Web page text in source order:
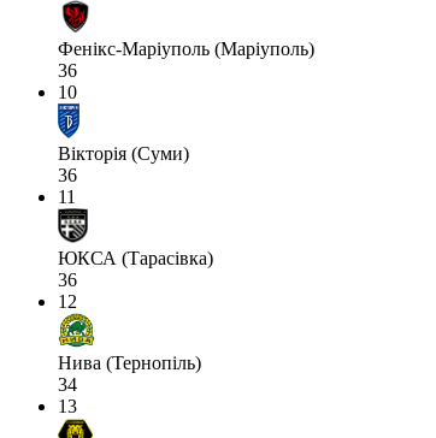
Фенікс-Маріуполь (Маріуполь)
36
10
Вікторія (Суми)
36
11
ЮКСА (Тарасівка)
36
12
Нива (Тернопіль)
34
13